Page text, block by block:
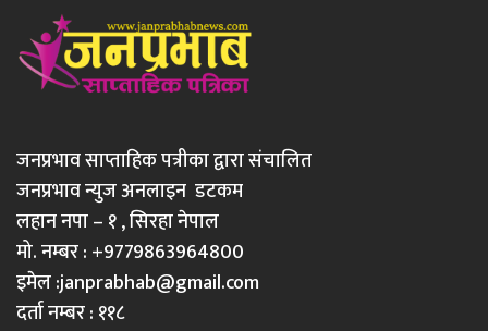
जनप्रभाव साप्ताहिक पत्रीका द्वारा संचालित
जनप्रभाव न्युज अनलाइन डटकम
लहान नपा – १ , सिरहा नेपाल
मो. नम्बर : +9779863964800
इमेल :janprabhab@gmail.com
दर्ता नम्बर : ११८